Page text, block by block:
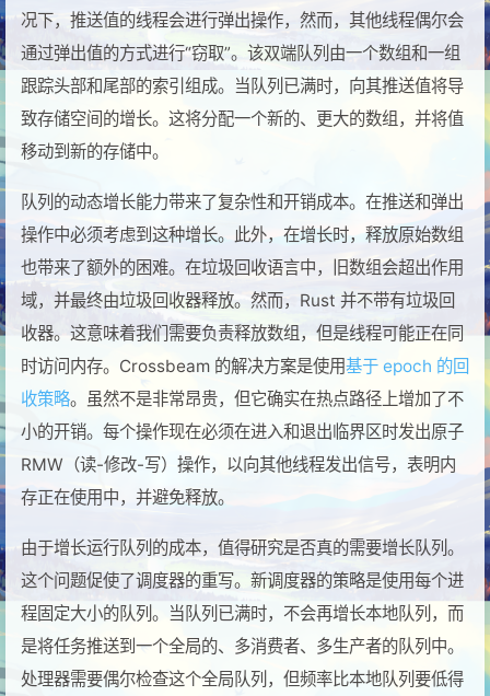
况下，推送值的线程会进行弹出操作，然而，其他线程偶尔会
通过弹出值的方式进行“窃取”。该双端队列由一个数组和一组
跟踪头部和尾部的索引组成。当队列已满时，向其推送值将导
致存储空间的增长。这将分配一个新的、更大的数组，并将值
移动到新的存储中。
队列的动态增长能力带来了复杂性和开销成本。在推送和弹出
操作中必须考虑到这种增长。此外，在增长时，释放原始数组
也带来了额外的困难。在垃圾回收语言中，旧数组会超出作用
域，并最终由垃圾回收器释放。然而，Rust 并不带有垃圾回
收器。这意味着我们需要负责释放数组，但是线程可能正在同
时访问内存。Crossbeam 的解决方案是使用基于 epoch 的回
收策略。虽然不是非常昂贵，但它确实在热点路径上增加了不
小的开销。每个操作现在必须在进入和退出临界区时发出原子
RMW（读-修改-写）操作，以向其他线程发出信号，表明内
存正在使用中，并避免释放。
由于增长运行队列的成本，值得研究是否真的需要增长队列。
这个问题促使了调度器的重写。新调度器的策略是使用每个进
程固定大小的队列。当队列已满时，不会再增长本地队列，而
是将任务推送到一个全局的、多消费者、多生产者的队列中。
处理器需要偶尔检查这个全局队列，但频率比本地队列要低得